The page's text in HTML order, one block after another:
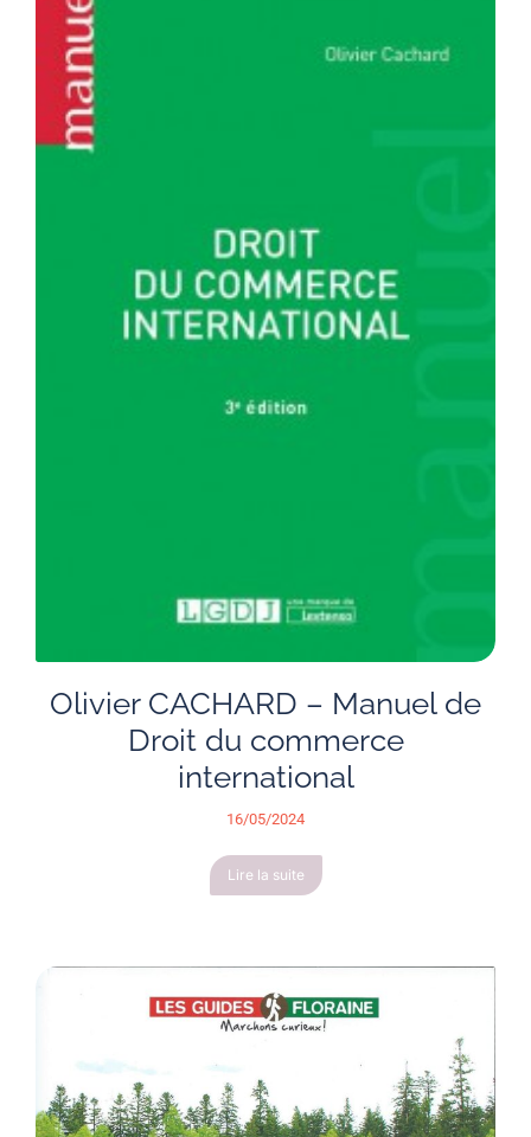
Olivier CACHARD – Manuel de
Droit du commerce
international
16/05/2024
Lire la suite